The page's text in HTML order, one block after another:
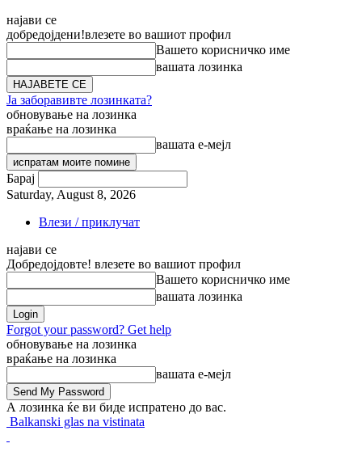
најави се
добредојдени!влезете во вашиот профил
Вашето корисничко име
вашата лозинка
Ја заборавивте лозинката?
обновување на лозинка
враќање на лозинка
вашата е-мејл
Барај
Saturday, August 8, 2026
Влези / приклучат
најави се
Добредојдовте! влезете во вашиот профил
Вашето корисничко име
вашата лозинка
Forgot your password? Get help
обновување на лозинка
враќање на лозинка
вашата е-мејл
А лозинка ќе ви биде испратено до вас.
Balkanski glas na vistinata